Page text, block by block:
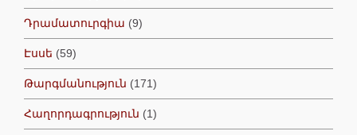
Դրամատուրգիա (9)
Էսսե (59)
Թարգմանություն (171)
Հաղորդագրություն (1)